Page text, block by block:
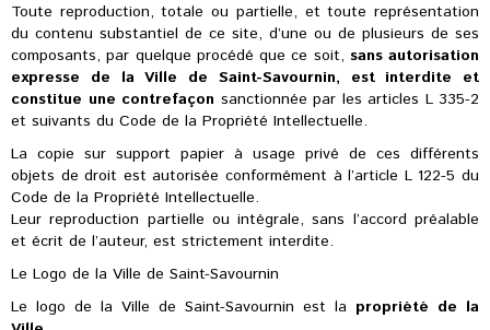
Toute reproduction, totale ou partielle, et toute représentation
du contenu substantiel de ce site, d’une ou de plusieurs de ses
composants, par quelque procédé que ce soit, sans autorisation
expresse de la Ville de Saint-Savournin, est interdite et
constitue une contrefaçon sanctionnée par les articles L 335-2
et suivants du Code de la Propriété Intellectuelle.
La copie sur support papier à usage privé de ces différents
objets de droit est autorisée conformément à l’article L 122-5 du
Code de la Propriété Intellectuelle.
Leur reproduction partielle ou intégrale, sans l’accord préalable
et écrit de l’auteur, est strictement interdite.
Le Logo de la Ville de Saint-Savournin
Le logo de la Ville de Saint-Savournin est la propriété de la